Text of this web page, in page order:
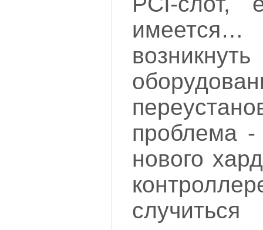
проблема
нового